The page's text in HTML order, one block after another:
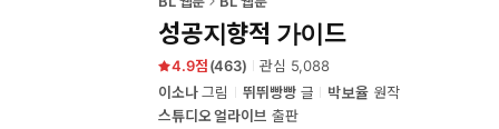
성공지향적 가이드
4.9 (463) 관심 5,088
이소나그림 뛰뛰빵빵글 박보율 원작
스튜디오 얼라이브 출판